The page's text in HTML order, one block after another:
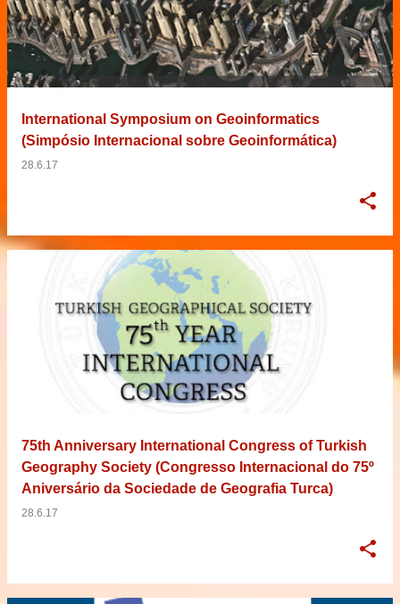
International Symposium on Geoinformatics
(Simpósio Internacional sobre Geoinformática)
28.6.17
75th Anniversary International Congress of Turkish
Geography Society (Congresso Internacional do 75º
Aniversário da Sociedade de Geografia Turca)
28.6.17